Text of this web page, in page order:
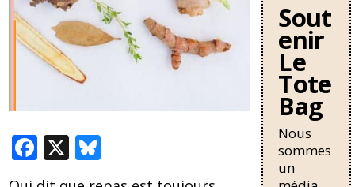
F
ac
X
travailleurs
sans-
papiers en
France se
durcit avec
une
nouvelle
circulaire
de Bruno
Retailleau
qui
Sout
enir
Le
Tote
Bag
Nous
sommes
un